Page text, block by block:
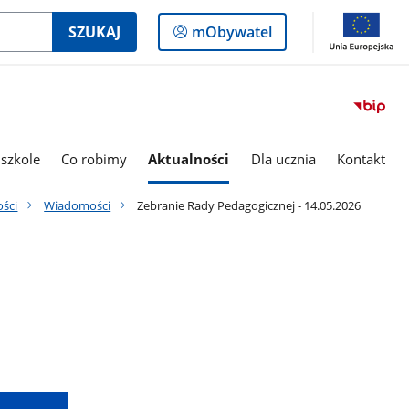
SZUKAJ
Logowanie
do
mObywatel
Co robimy Aktualności Dla ucznia Kontakt
Wiadomości Zebranie Rady Pedagogicznej - 14.05.2026